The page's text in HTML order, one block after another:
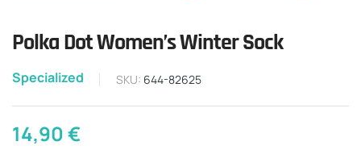
Polka Dot Women’s Winter Sock
Specialized SKU: 644-82625
14,90€